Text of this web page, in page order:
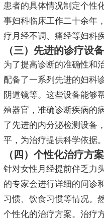
患者的具体情况制定个性
事妇科临床工作二十余年
疗月经不调、痛经等妇科
（三）先进的诊疗设备
为了提高诊断的准确性和
配备了一系列先进的妇科
阴道镜等。这些设备能够
殖器官，准确诊断疾病的
了先进的内分泌检测设备
平，为治疗提供科学依据。
（四）个性化治疗方案
针对女性月经提前伴乏力
的专家会进行详细的问诊
习惯、饮食习惯等情况。
个性化的治疗方案。治疗